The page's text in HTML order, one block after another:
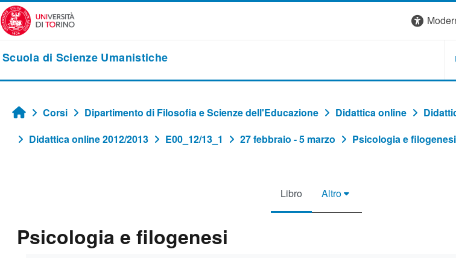
Vai al contenuto principale
Scuola di Scienze Umanistiche
Home
Corsi Dipartimento di Filosofia e Scienze dell'Educazione Didattica online
Didattica online 2012/2013
E00_12/13_1 27 febbraio - 5 marzo Psicologia e filogenesi
Libro Altro
Psicologia e filogenesi